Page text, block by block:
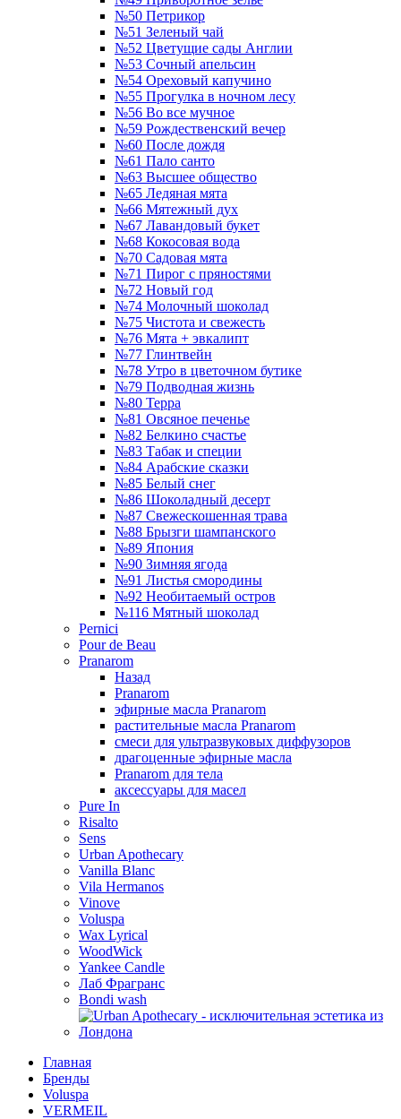
№50 Петрикор
№51 Зеленый чай
№52 Цветущие сады Англии
№53 Сочный апельсин
№54 Ореховый капучино
№55 Прогулка в ночном лесу
№56 Во все мучное
№59 Рождественский вечер
№60 После дождя
№61 Пало санто
№63 Высшее общество
№65 Ледяная мята
№66 Мятежный дух
№67 Лавандовый букет
№68 Кокосовая вода
№70 Садовая мята
№71 Пирог с пряностями
№72 Новый год
№74 Молочный шоколад
№75 Чистота и свежесть
№76 Мята + эвкалипт
№77 Глинтвейн
№78 Утро в цветочном бутике
№79 Подводная жизнь
№80 Терра
№81 Овсяное печенье
№82 Белкино счастье
№83 Табак и специи
№84 Арабские сказки
№85 Белый снег
№86 Шоколадный десерт
№87 Свежескошенная трава
№88 Брызги шампанского
№89 Япония
№90 Зимняя ягода
№91 Листья смородины
№92 Необитаемый остров
№116 Мятный шоколад
Pernici
Pour de Beau
Pranarom
Назад
Pranarom
эфирные масла Pranarom
растительные масла Pranarom
смеси для ультразвуковых диффузоров
драгоценные эфирные масла
Pranarom для тела
аксессуары для масел
Pure In
Risalto
Sens
Urban Apothecary
Vanilla Blanc
Vila Hermanos
Vinove
Voluspa
Wax Lyrical
WoodWick
Yankee Candle
Лаб Фрагранс
Bondi wash
Главная
Бренды
Voluspa
VERMEIL